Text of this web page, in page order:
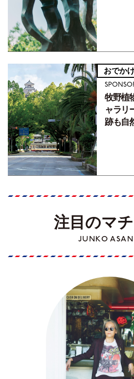
おでか
牧野植
ャラリ
跡も自
注目のマ
JUNKO